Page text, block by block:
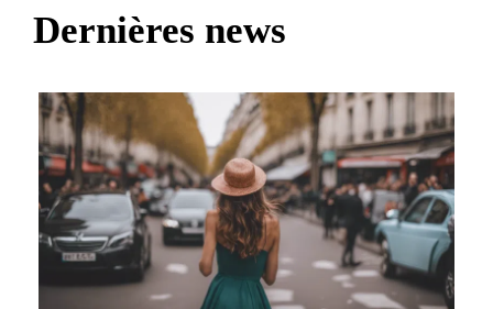
Dernières news